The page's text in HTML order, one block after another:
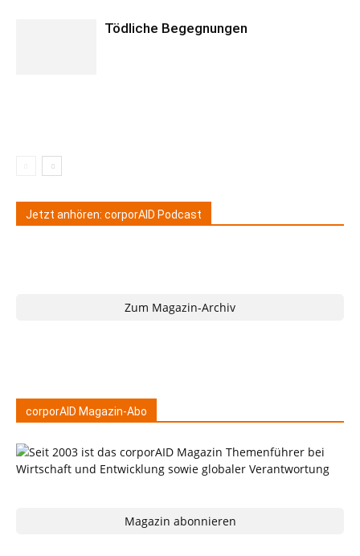
Tödliche Begegnungen
Jetzt anhören: corporAID Podcast
Zum Magazin-Archiv
corporAID Magazin-Abo
Magazin abonnieren